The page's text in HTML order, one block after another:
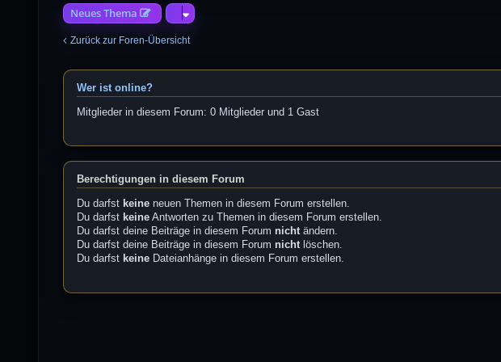
Neues Thema
Zurück zur Foren-Übersicht
Wer ist online?
Mitglieder in diesem Forum: 0 Mitglieder und 1 Gast
Berechtigungen in diesem Forum
Du darfst keine neuen Themen in diesem Forum erstellen.
Du darfst keine Antworten zu Themen in diesem Forum erstellen.
Du darfst deine Beiträge in diesem Forum nichtändern.
Du darfst deine Beiträge in diesem Forum nichtlöschen.
Du darfst keine Dateianhänge in diesem Forum erstellen.